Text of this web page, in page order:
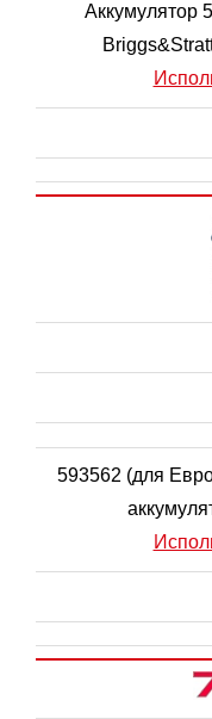
Аккумулятор
593562 (для